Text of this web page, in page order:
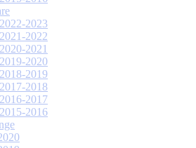
2022-2023
2021-2022
2020-2021
2019-2020
2018-2019
2017-2018
2016-2017
2015-2016